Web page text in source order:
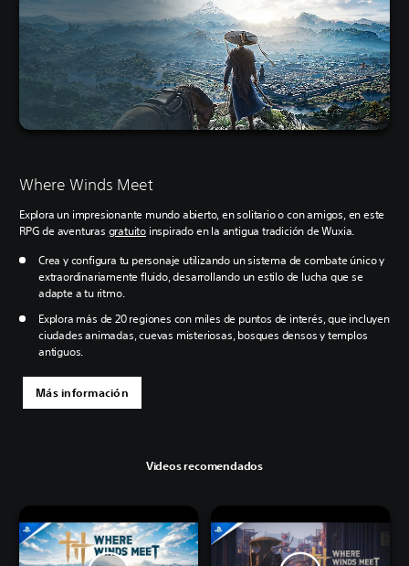
Where Winds Meet
Explora un impresionante mundo abierto, en solitario o con amigos, en este
RPG de aventuras gratuito inspirado en la antigua tradición de Wuxia.
Crea y configura tu personaje utilizando un sistema de combate único y
extraordinariamente fluido, desarrollando un estilo de lucha que se
adapte a tu ritmo.
Explora más de 20 regiones con miles de puntos de interés, que incluyen
ciudades animadas, cuevas misteriosas, bosques densos y templos
antiguos.
Más información
Videos recomendados